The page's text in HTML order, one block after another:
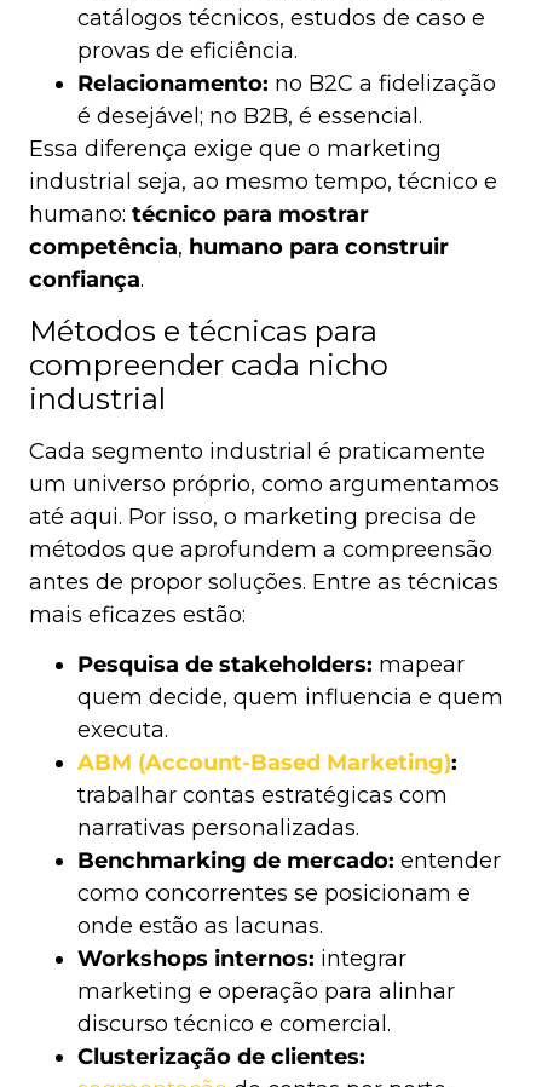
catálogos técnicos, estudos de caso e
provas de eficiência.
Relacionamento: no B2C a fidelização
é desejável; no B2B, é essencial.
Essa diferença exige que o marketing
industrial seja, ao mesmo tempo, técnico e
humano: técnico para mostrar
competência, humano para construir
confiança.
Métodos e técnicas para
compreender cada nicho
industrial
Cada segmento industrial é praticamente
um universo próprio, como argumentamos
até aqui. Por isso, o marketing precisa de
métodos que aprofundem a compreensão
antes de propor soluções. Entre as técnicas
mais eficazes estão:
Pesquisa de stakeholders: mapear
quem decide, quem influencia e quem
executa.
ABM (Account-Based Marketing):
trabalhar contas estratégicas com
narrativas personalizadas.
Benchmarking de mercado: entender
como concorrentes se posicionam e
onde estão as lacunas.
Workshops internos: integrar
marketing e operação para alinhar
discurso técnico e comercial.
Clusterização de clientes: